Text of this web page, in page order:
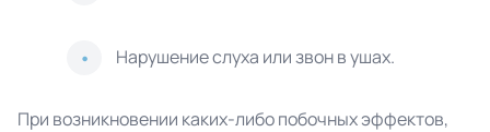
Нарушение слуха или звон в ушах.
При возникновении каких-либо побочных эффектов,